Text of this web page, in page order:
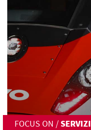
FOCUS ON /SERVIZI